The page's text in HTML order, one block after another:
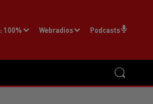
100% Webradios Podcasts